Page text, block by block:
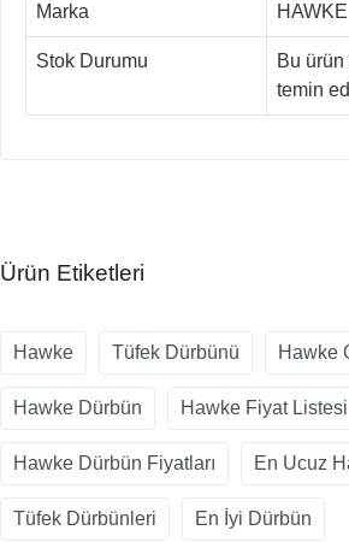
Marka HAWKE
Stok Durumu
Bu
temin
Ürün Etiketleri
Hawke Tüfek Dürbünü Hawke
Hawke Dürbün Hawke Fiyat Listesi
Hawke Dürbün Fiyatları En Ucuz
Tüfek Dürbünleri En İyi Dürbün